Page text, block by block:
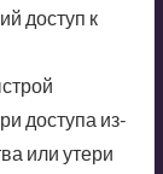
доступ к
доступа из-
или утери